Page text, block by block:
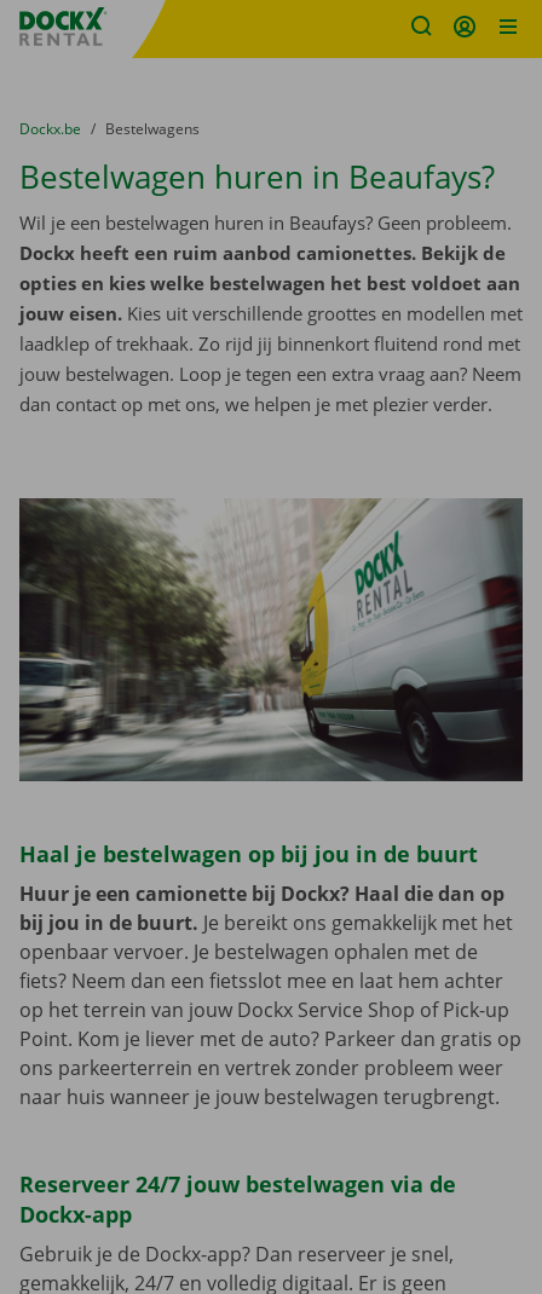
Fratello DEMO
U bevindt zich hier:
van
Dockx.be naar
Bestelwagens
Bestelwagen huren in Beaufays?
Wil je een bestelwagen huren in Beaufays? Geen probleem.
Dockx heeft een ruim aanbod camionettes. Bekijk de
opties en kies welke bestelwagen het best voldoet aan
jouw eisen. Kies uit verschillende groottes en modellen met
laadklep of trekhaak. Zo rijd jij binnenkort fluitend rond met
jouw bestelwagen. Loop je tegen een extra vraag aan? Neem
dan contact op met ons, we helpen je met plezier verder.
Haal je bestelwagen op bij jou in de buurt
Huur je een camionette bij Dockx? Haal die dan op
bij jou in de buurt. Je bereikt ons gemakkelijk met het
openbaar vervoer. Je bestelwagen ophalen met de
fiets? Neem dan een fietsslot mee en laat hem achter
op het terrein van jouw Dockx Service Shop of Pick-up
Point. Kom je liever met de auto? Parkeer dan gratis op
ons parkeerterrein en vertrek zonder probleem weer
naar huis wanneer je jouw bestelwagen terugbrengt.
Reserveer 24/7 jouw bestelwagen via de
Dockx-app
Gebruik je de Dockx-app? Dan reserveer je snel,
gemakkelijk, 24/7 en volledig digitaal. Er is geen